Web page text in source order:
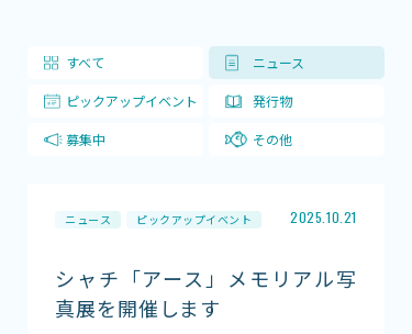
営業・イベントスケジュール
お知らせ・新着情報
名古屋港水族館ってこんなところ
館内案内
イベント紹介
すべて ニュース
ピックアップイベント 発行物
募集中 その他
ニュース ピックアップイベント 2025.10.21
シャチ「アース」メモリアル写
真展を開催します